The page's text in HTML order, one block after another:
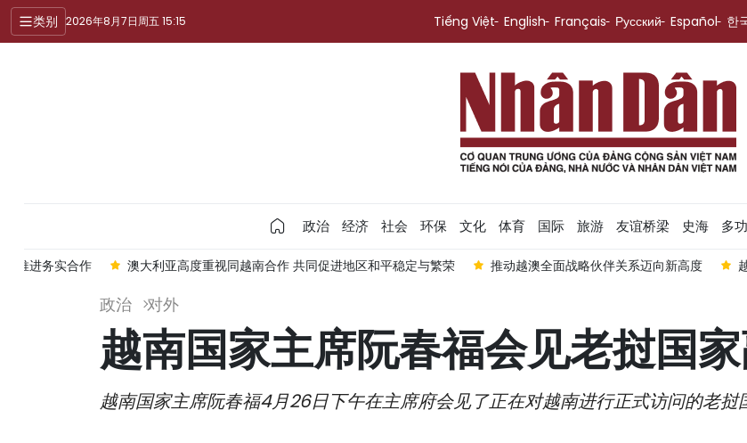
类别 2026年8月7日周五 15:15 Tiếng Việt English Français Русский Español 한
政治 经济 社会 环保 文化 体育 国际 旅游 友谊桥梁 史海 多
澳大利亚高度重视同越南合作 共同促进地区和平稳定与繁荣 推动越澳全面战略伙伴关系迈向新高度 越老防务安全合
政治 对外
越南国家主席阮春福会见老挝国
越南国家主席阮春福4月26日下午在主席府会见了正在对越南进行正式访问的老挝